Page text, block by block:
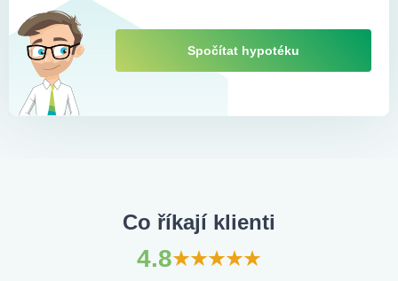
Spočítat hypotéku
Co říkají klienti
4.8